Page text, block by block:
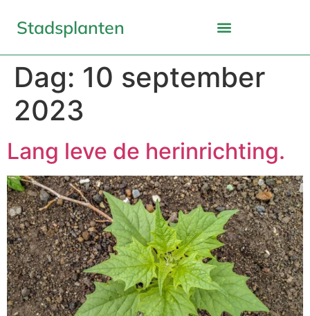
Stadsplanten
Dag: 10 september
2023
Lang leve de herinrichting.